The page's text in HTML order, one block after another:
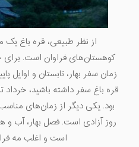
از نظر طبیعی، قره باغ
کوهستان‌های فراوان است.
زمان سفر بهار، تابستان و اوایل
قره باغ سفر داشته باشید، خرداد
بود. یکی دیگر از زمان‌های
روز آزادی است. فصل بهار، آب و
است و اغلب مه